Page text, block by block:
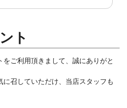
ト
をご利用頂きまして、誠にありがと
に召していただけ、当店スタッフも